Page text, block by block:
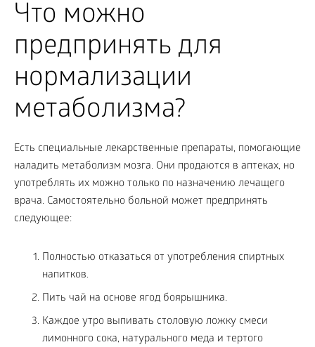
Что можно
предпринять для
нормализации
метаболизма?
Есть специальные лекарственные препараты, помогающие
наладить метаболизм мозга. Они продаются в аптеках, но
употреблять их можно только по назначению лечащего
врача. Самостоятельно больной может предпринять
следующее:
Полностью отказаться от употребления спиртных
напитков.
Пить чай на основе ягод боярышника.
Каждое утро выпивать столовую ложку смеси
лимонного сока, натурального меда и тертого